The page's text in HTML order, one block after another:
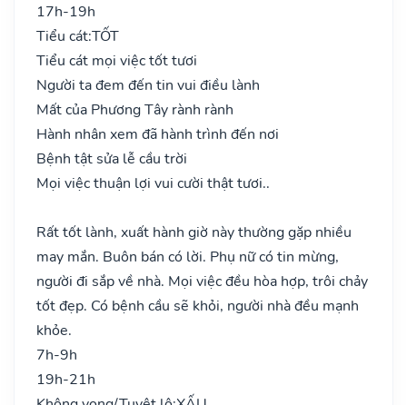
17h-19h
Tiểu cát:TỐT
Tiểu cát mọi việc tốt tươi
Người ta đem đến tin vui điều lành
Mất của Phương Tây rành rành
Hành nhân xem đã hành trình đến nơi
Bệnh tật sửa lễ cầu trời
Mọi việc thuận lợi vui cười thật tươi..
Rất tốt lành, xuất hành giờ này thường gặp nhiều
may mắn. Buôn bán có lời. Phụ nữ có tin mừng,
người đi sắp về nhà. Mọi việc đều hòa hợp, trôi chảy
tốt đẹp. Có bệnh cầu sẽ khỏi, người nhà đều mạnh
khỏe.
7h-9h
19h-21h